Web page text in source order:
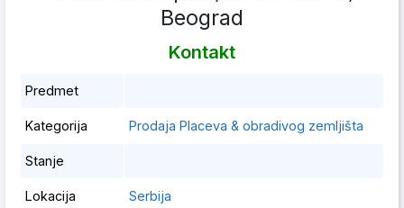
Beograd
Kontakt
Predmet
Kategorija Prodaja Placeva & obradivog zemljišta
Stanje
Lokacija Serbija